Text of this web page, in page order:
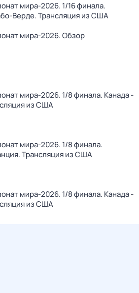
мира-2026. 1/16 финала.
Верде. Трансляция из США
мира-2026. Обзор
мира-2026. 1/8 финала. Канада -
из США
мира-2026. 1/8 финала.
Трансляция из США
мира-2026. 1/8 финала. Канада -
из США